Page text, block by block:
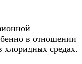
в отношении
хлоридных средах.